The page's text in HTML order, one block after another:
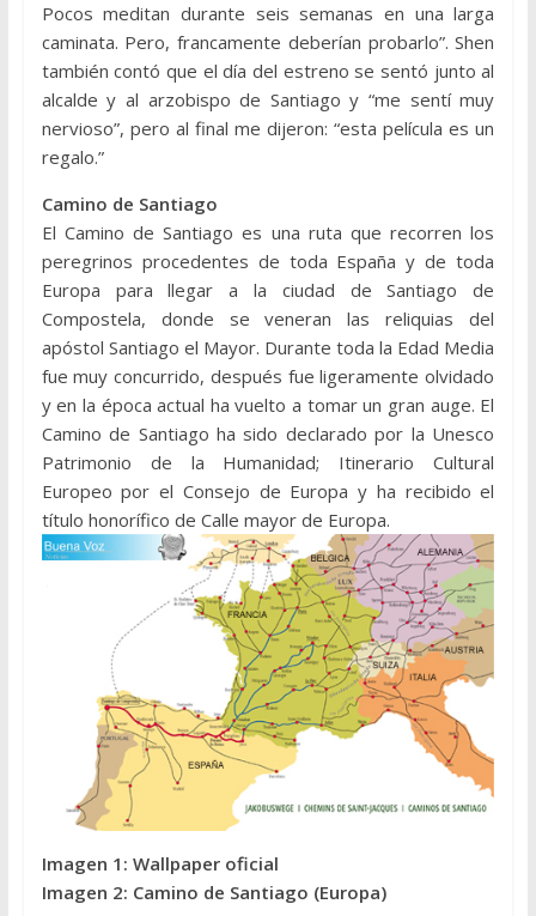
Pocos meditan durante seis semanas en una larga
caminata. Pero, francamente deberían probarlo”. Shen
también contó que el día del estreno se sentó junto al
alcalde y al arzobispo de Santiago y “me sentí muy
nervioso”, pero al final me dijeron: “esta película es un
regalo.”
Camino de Santiago
El Camino de Santiago es una ruta que recorren los
peregrinos procedentes de toda España y de toda
Europa para llegar a la ciudad de Santiago de
Compostela, donde se veneran las reliquias del
apóstol Santiago el Mayor. Durante toda la Edad Media
fue muy concurrido, después fue ligeramente olvidado
y en la época actual ha vuelto a tomar un gran auge. El
Camino de Santiago ha sido declarado por la Unesco
Patrimonio de la Humanidad; Itinerario Cultural
Europeo por el Consejo de Europa y ha recibido el
título honorífico de Calle mayor de Europa.
Imagen 1: Wallpaper oficial
Imagen 2: Camino de Santiago (Europa)